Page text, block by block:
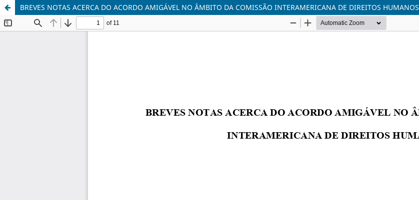
BREVES NOTAS ACERCA DO ACORDO AMIGÁVEL NO ÂMBITO DA COMISSÃO INTERAMERICANA DE DIREITOS HUMANOS